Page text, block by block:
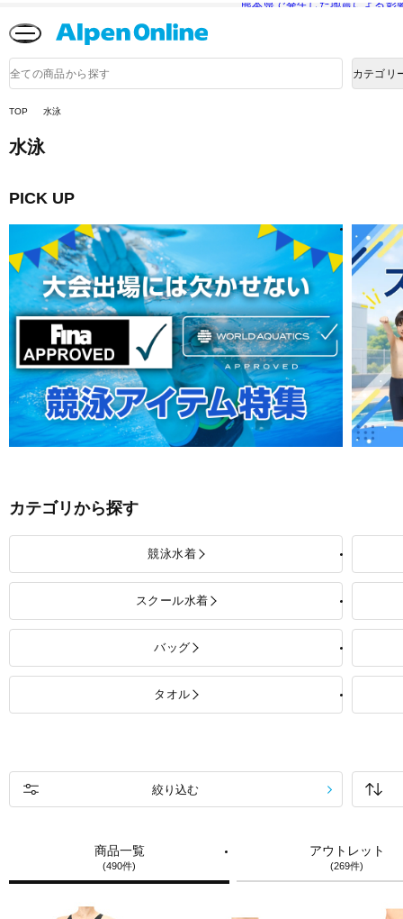
熊本県で発生した地震による影
品
検
カテゴリ
TOP 水泳
水泳
PICK UP
カテゴリから探す
競泳水着
スクール水着
バッグ
タオル
商品一覧
(490件)
アウトレット
(269件)
絞り込む